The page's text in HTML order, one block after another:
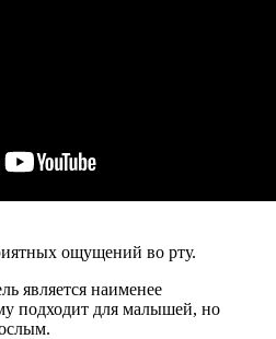
ощущений во рту.
является наименее
подходит для малышей, но